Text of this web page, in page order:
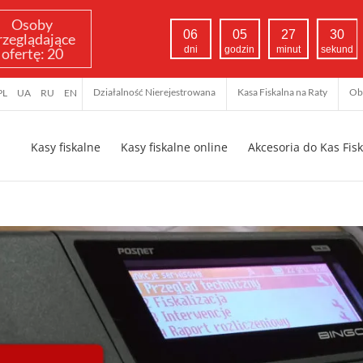
UA RU EN Działalność Nierejestrowana Kasa Fiskalna na Raty
Kasy fiskalne Kasy fiskalne online Akcesoria do Kas
Osoby
ofertę: 20
06
dni
05
godzin
27
minut
29
sekund